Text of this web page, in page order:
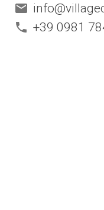
+39 0981